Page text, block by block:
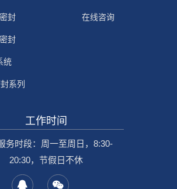
封
封
统
系列
在线咨询
工作时间
务时段：周一至周日，8:30-
20:30，节假日不休